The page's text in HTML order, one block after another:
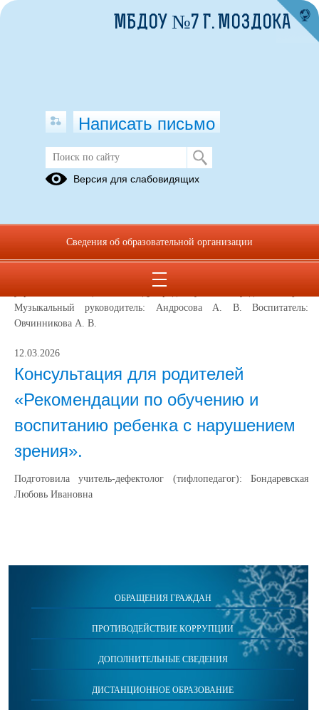
Публикации за 12.03.2026
Праздник бабушек и мам в младших
группах
5 марта, в нашем ДОУ, в младше-средней группе, прошел
Музыкальный руководитель: Андросова А. В. Воспитатель:
Овчинникова А. В.
12.03.2026
Консультация для родителей
«Рекомендации по обучению и
воспитанию ребенка с нарушением
зрения».
Подготовила учитель-дефектолог (тифлопедагог): Бондаревская
Любовь Ивановна
ОБРАЩЕНИЯ ГРАЖДАН
ПРОТИВОДЕЙСТВИЕ КОРРУПЦИИ
ДОПОЛНИТЕЛЬНЫЕ СВЕДЕНИЯ
ДИСТАНЦИОННОЕ ОБРАЗОВАНИЕ
МБДОУ №7 Г. МОЗДОКА
Написать письмо
Версия для слабовидящих
Сведения об образовательной организации